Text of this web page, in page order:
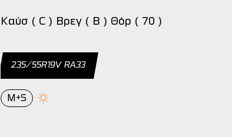
Καύσ ( C ) Βρεγ ( B ) Θόρ ( 70 )
235/55R19V RA33
M+S